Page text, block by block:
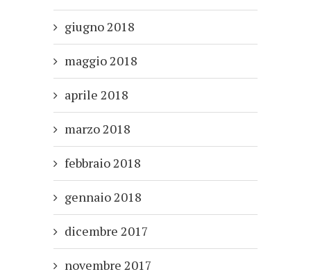
giugno 2018
maggio 2018
aprile 2018
marzo 2018
febbraio 2018
gennaio 2018
dicembre 2017
novembre 2017